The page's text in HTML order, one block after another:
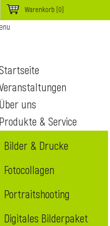
Warenkorb (0)
Über uns
Produkte & Service
Bilder & Drucke
Fotocollagen
Portraitshooting
Digitales Bilderpaket